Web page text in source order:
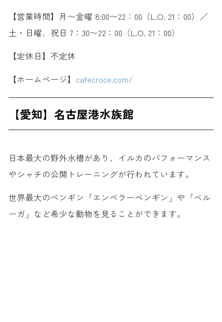
【営業時間】月〜金曜 8:00〜22：00（L.O. 21：00）／
土・日曜、祝日 7：30〜22：00（L.O. 21：00）
【定休日】不定休
【ホームページ】 cafecroce.com/
【愛知】名古屋港水族館
日本最大の野外水槽があり、イルカのパフォーマンス
やシャチの公開トレーニングが行われています。
世界最大のペンギン「エンペラーペンギン」や「ベル
ーガ」など希少な動物を見ることができます。